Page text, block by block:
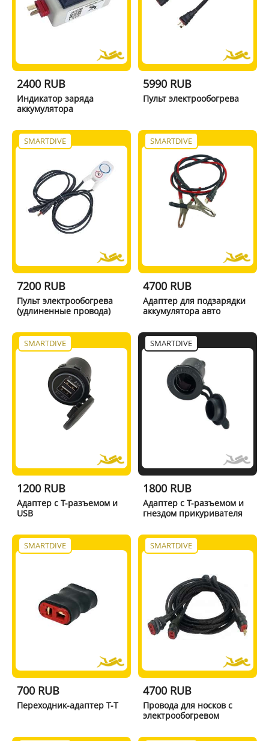
2400 RUB
Индикатор заряда
аккумулятора
5990 RUB
Пульт электрообогрева
SMARTDIVE
7200 RUB
Пульт электрообогрева
(удлиненные провода)
SMARTDIVE
4700 RUB
Адаптер для подзарядки
аккумулятора авто
SMARTDIVE
1200 RUB
Адаптер с Т-разъемом и
USB
SMARTDIVE
1800 RUB
Адаптер с Т-разъемом и
гнездом прикуривателя
SMARTDIVE
700 RUB
Переходник-адаптер Т-T
SMARTDIVE
4700 RUB
Провода для носков с
электрообогревом